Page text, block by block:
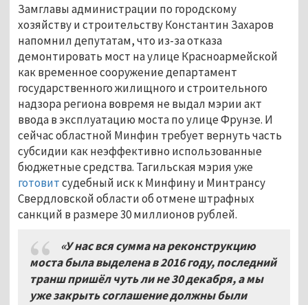
Замглавы администрации по городскому
хозяйству и строительству Константин Захаров
напомнил депутатам, что из-за отказа
демонтировать мост на улице Красноармейской
как временное сооружение департамент
государственного жилищного и строительного
надзора региона вовремя не выдал мэрии акт
ввода в эксплуатацию моста по улице Фрунзе. И
сейчас областной Минфин требует вернуть часть
субсидии как неэффективно использованные
бюджетные средства. Тагильская мэрия уже
готовитсудебный иск к Минфину и Минтрансу
Свердловской области об отмене штрафных
санкций в размере 30 миллионов рублей.
«У нас вся сумма на реконструкцию
моста была выделена в 2016 году, последний
транш пришёл чуть ли не 30 декабря, а мы
уже закрыть соглашение должны были